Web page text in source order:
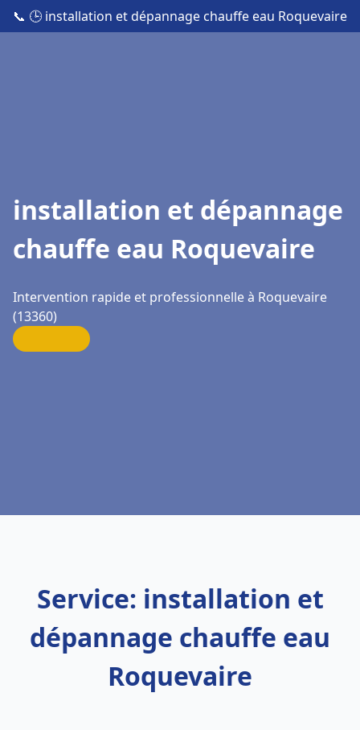
📞 🕒 installation et dépannage chauffe eau Roquevaire
installation et dépannage
chauffe eau Roquevaire
Intervention rapide et professionnelle à Roquevaire
(13360)
Service: installation et
dépannage chauffe eau
Roquevaire